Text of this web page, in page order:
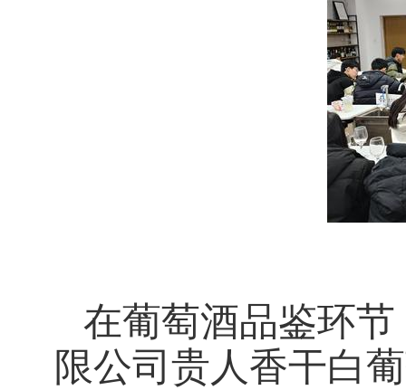
在葡萄酒品鉴环
限公司 贵人香干白